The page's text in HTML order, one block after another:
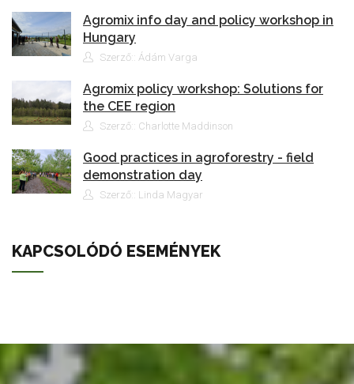
Agromix info day and policy workshop in
Hungary
Szerző:: Ádám Varga
Agromix policy workshop: Solutions for
the CEE region
Szerző:: Charlotte Maddinson
Good practices in agroforestry - field
demonstration day
Szerző:: Linda Magyar
KAPCSOLÓDÓ ESEMÉNYEK